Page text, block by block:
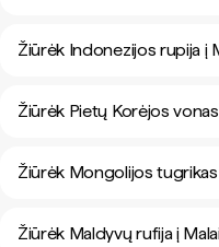
Žiūrėk Indonezijos rupija į
Žiūrėk Pietų Korėjos
Žiūrėk Mongolijos
Žiūrėk Maldyvų rufija į